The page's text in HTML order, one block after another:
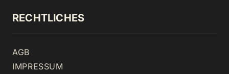
RECHTLICHES
AGB
IMPRESSUM